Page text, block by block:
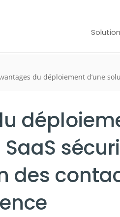
du déploiement d’une
des